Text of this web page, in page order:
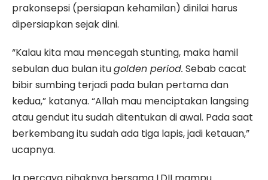
prakonsepsi (persiapan kehamilan) dinilai harus
dipersiapkan sejak dini.
“Kalau kita mau mencegah stunting, maka hamil
sebulan dua bulan itugolden period. Sebab cacat
bibir sumbing terjadi pada bulan pertama dan
kedua,” katanya. “Allah mau menciptakan langsing
atau gendut itu sudah ditentukan di awal. Pada saat
berkembang itu sudah ada tiga lapis, jadi ketauan,”
ucapnya.